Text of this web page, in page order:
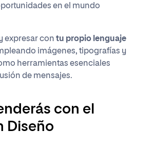
en el mundo
expresar con tu propio lenguaje
imágenes, tipografías y
herramientas esenciales
de mensajes.
con el
Diseño